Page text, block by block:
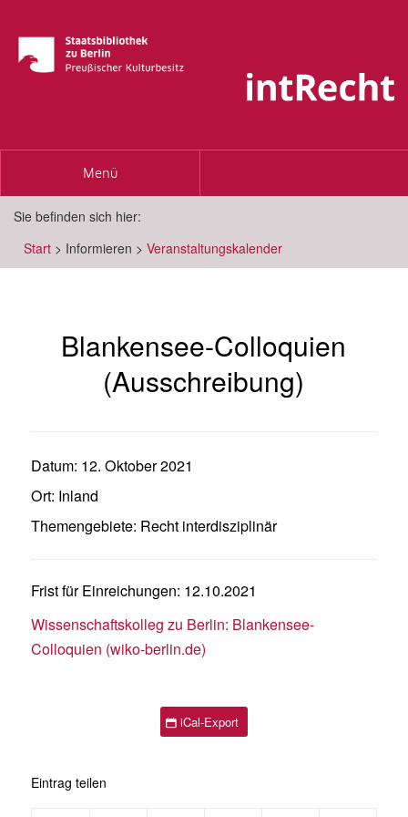
Toggle
Menü
Sie befinden sich hier:
Start > Informieren > Veranstaltungskalender
Blankensee-Colloquien
(Ausschreibung)
Datum: 12. Oktober 2021
Ort: Inland
Themengebiete: Recht interdisziplinär
Frist für Einreichungen: 12.10.2021
Wissenschaftskolleg zu Berlin: Blankensee-
Colloquien (wiko-berlin.de)
iCal-Export
Eintrag teilen